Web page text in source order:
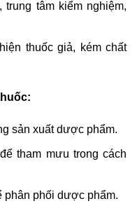
tâm kiểm nghiệm,
thuốc giả, kém chất
sản xuất dược phẩm.
tham mưu trong cách
phân phối dược phẩm.